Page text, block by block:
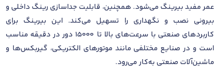
عمر مفید بیرینگ می‌شود. همچنین، قابلیت جداسازی رینگ داخلی و
بیرونی نصب و نگهداری را تسهیل می‌کند. این بیرینگ برای
کاربردهای صنعتی با سرعت‌های بالا تا 15000 دور در دقیقه مناسب
است و در صنایع مختلفی مانند موتورهای الکتریکی، گیربکس‌ها و
ماشین‌آلات صنعتی به‌کار می‌رود.